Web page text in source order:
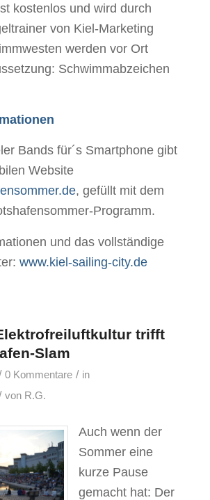
kostenlos und wird durch
von Kiel-Marketing
werden vor Ort
Schwimmabzeichen
Bands für´s Smartphone gibt
Website
, gefüllt mit dem
Programm.
und das vollständige
www.kiel-sailing-city.de
trifft
Slam
0 Kommentare / in
von R.G.
Auch wenn der
Sommer eine
kurze Pause
gemacht hat: Der